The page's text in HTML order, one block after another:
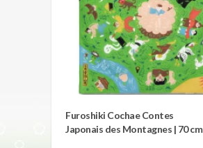
Furoshiki Cochae Contes
Japonais des Montagnes | 70 cm